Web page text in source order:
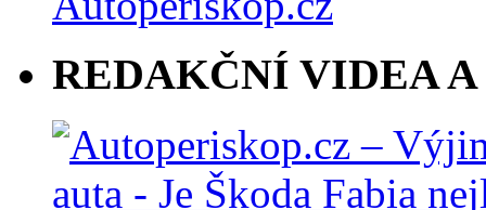
REDAKČNÍ VIDEA A